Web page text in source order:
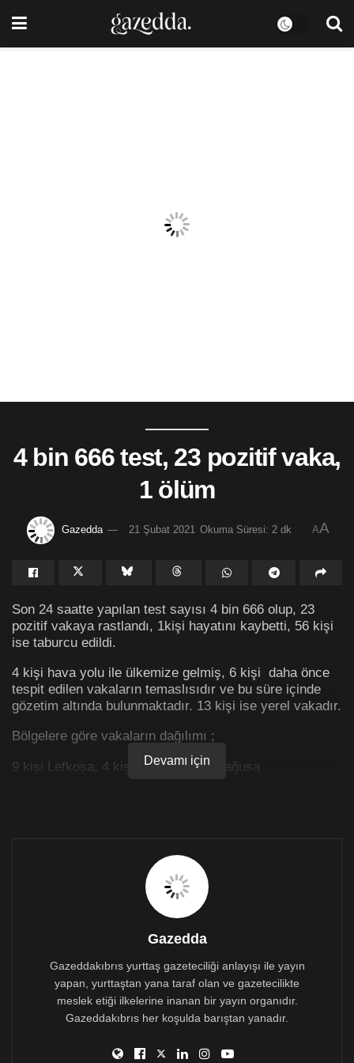
4 bin 666 test, 23 pozitif vaka,
1 ölüm
Gazedda 21 Şubat 2021 Okuma Süresi: 2 dk AA
Son 24 saatte yapılan test sayısı 4 bin 666 olup, 23
pozitif vakaya rastlandı, 1kişi hayatını kaybetti, 56 kişi
ise taburcu edildi.
4 kişi hava yolu ile ülkemize gelmiş, 6 kişi daha önce
tespit edilen vakaların temaslısıdır ve bu süre içinde
gözetim altında bulunmaktadır. 13 kişi ise yerel vakadır.
Bölgelere göre vakaların dağılımı ;
9 kişi Lefkoşa, 4 kişi Girne, 6 kişi Mağusa
Bugün Saptanan Pozitif Vaka Sayısı: 23
Ülke dışından gelen Vaka Sayısı : 4
Karantinada Pozitifleşen Temaslı Vaka Sayısı: 6
Yerel Vaka Sayısı: 13
İyileşip Bugün Taburcu Edilen Hasta Sayısı: 56
Bugün Kaybedilen Hasta: 1
Devamı için
Gazedda
Gazeddakıbrıs yurttaş gazeteciliği anlayışı ile yayın
yapan, yurttaştan yana taraf olan ve gazetecilikte
meslek etiği ilkelerine inanan bir yayın organıdır.
Gazeddakıbrıs her koşulda barıştan yanadır.